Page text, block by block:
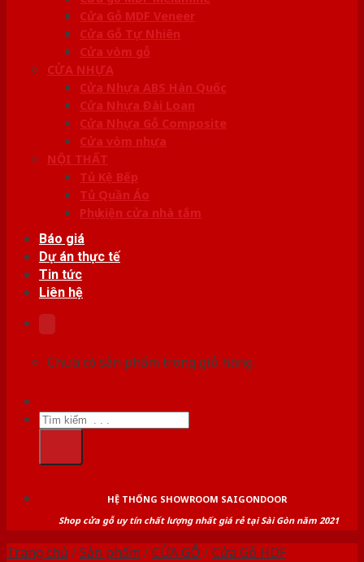
Cửa Gỗ MDF Veneer
Cửa Gỗ Tự Nhiên
Cửa vòm gỗ
CỬA NHỰA
Cửa Nhựa ABS Hàn Quốc
Cửa Nhựa Đài Loan
Cửa Nhựa Gỗ Composite
Cửa vòm nhựa
NỘI THẤT
Tủ Kệ Bếp
Tủ Quần Áo
Phụ kiện cửa nhà tắm
Báo giá
Dự án thực tế
Tin tức
Liên hệ
Chưa có sản phẩm trong giỏ hàng.
Tìm
kiếm:
HỆ THỐNG SHOWROOM SAIGONDOOR
Shop cửa gỗ uy tín chất lượng nhất giá rẻ tại Sài Gòn năm 2021
Trang chủ /Sản phẩm /CỬA GỖ /Cửa Gỗ HDF